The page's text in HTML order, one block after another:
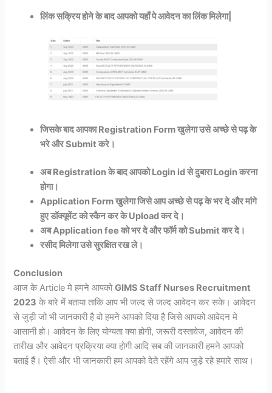
लिंक सक्रिय होने के बाद आपको यहाँ पे आवेदन का लिंक मिलेगा|
जिसके बाद आपका Registration Form खुलेगा उसे अच्छे से पढ़ के
भरे और Submit करे।
अब Registration के बाद आपको Login id से दुबारा Login करना
होगा।
Application Form खुलेगा जिसे आप अच्छे से पढ़ के भर दे और मांगे
हुए डॉक्यूमेंट को स्कैन कर के Upload कर दे।
अब Application fee को भर दे और फॉर्म को Submit कर दे।
रसीद मिलेगा उसे सुरक्षित रख ले।
Conclusion
आज के Article मे हमने आपकोGIMS Staff Nurses Recruitment
2023 के बारे में बताया ताकि आप भी जल्द से जल्द आवेदन कर सके। आवेदन
से जुड़ी जो भी जानकारी है वो हमने आपको दिया है जिसे आपको आवेदन मे
आसानी हो। आवेदन के लिए योग्यता क्या होगी, जरूरी दस्तावेज, आवेदन की
तारीख और आवेदन प्रक्रिया क्या होगी आदि सब की जानकारी हमने आपको
बताई हैं। ऐसी और भी जानकारी हम आपको देते रहेंगे आप जुड़े रहे हमारे साथ।